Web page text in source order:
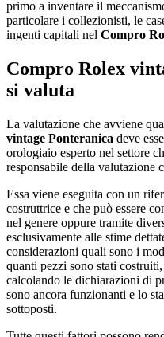
primo a inventare il
particolare i collezionisti, le
ingenti capitali nel Compro
Compro Rolex
si valuta
La valutazione che avviene
vintage Ponteranica deve
orologiaio esperto nel settore
responsabile della valutazione
Essa viene eseguita con un
costruttrice e che può essere
nel genere oppure tramite
esclusivamente alle stime
considerazioni quali sono i
quanti pezzi sono stati
calcolando le dichiarazioni di
sono ancora funzionanti e lo
sottoposti.